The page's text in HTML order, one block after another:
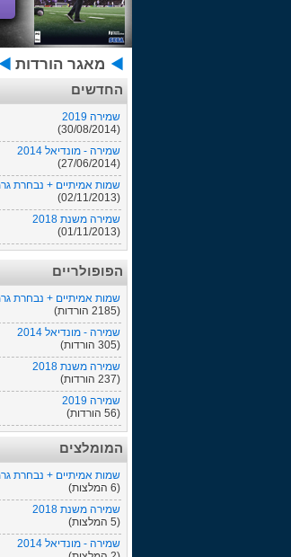
מאגר הורדות
החדשים
שמירה 2019
(30/08/2014)
שמירה - מונדיאל 2014
(27/06/2014)
שמות אמיתיים + נבחרת
(02/11/2013)
שמירה משנת 2018
(01/11/2013)
הפופולריים
שמות אמיתיים + נבחרת
(2185 הורדות)
שמירה - מונדיאל 2014
(305 הורדות)
שמירה משנת 2018
(237 הורדות)
שמירה 2019
(56 הורדות)
המומלצים
שמות אמיתיים + נבחרת
(6 המלצות)
שמירה משנת 2018
(5 המלצות)
שמירה - מונדיאל 2014